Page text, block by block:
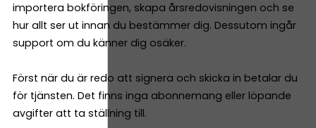
importera bokföringen, skapa årsredovisningen och se
hur allt ser ut innan du bestämmer dig. Dessutom ingår
support om du känner dig osäker.
Först när du är redo att signera och skicka in betalar du
för tjänsten. Det finns inga abonnemang eller löpande
avgifter att ta ställning till.